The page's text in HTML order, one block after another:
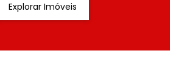
Explorar Imóveis